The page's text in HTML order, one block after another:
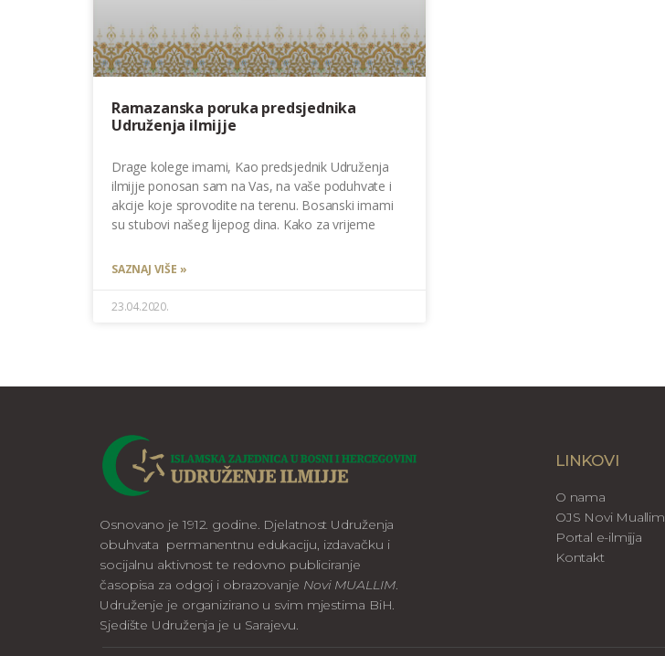
Ramazanska poruka predsjednika
Udruženja ilmijje
Drage kolege imami, Kao predsjednik Udruženja
ilmijje ponosan sam na Vas, na vaše poduhvate i
akcije koje sprovodite na terenu. Bosanski imami
su stubovi našeg lijepog dina. Kako za vrijeme
SAZNAJ VIŠE »
23.04.2020.
Osnovano je 1912. godine. Djelatnost Udruženja
obuhvata permanentnu edukaciju, izdavačku i
socijalnu aktivnost te redovno publiciranje
časopisa za odgoj i obrazovanje Novi MUALLIM.
Udruženje je organizirano u svim mjestima BiH.
Sjedište Udruženja je u Sarajevu.
LINKOVI
O nama
OJS Novi Muallim
Portal e-ilmijja
Kontakt